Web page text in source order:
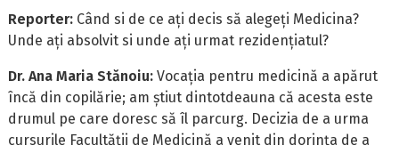
Reporter: Când si de ce ați decis să alegeți Medicina?
Unde ați absolvit si unde ați urmat rezidențiatul?
Dr. Ana Maria Stănoiu:Vocația pentru medicină a apărut
încă din copilărie; am știut dintotdeauna că acesta este
drumul pe care doresc să îl parcurg. Decizia de a urma
cursurile Facultății de Medicină a venit din dorința de a